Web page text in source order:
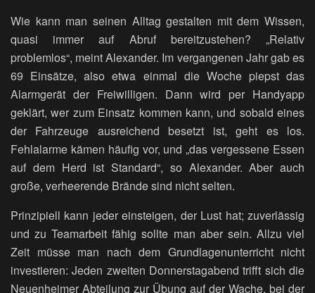
Wie kann man seinen Alltag gestalten mit dem Wissen,
quasi immer auf Abruf bereitzustehen? „Relativ
problemlos“, meint Alexander. Im vergangenen Jahr gab es
69 Einsätze, also etwa einmal die Woche piepst das
Alarmgerät der Freiwilligen. Dann wird per Handyapp
geklärt, wer zum Einsatz kommen kann, und sobald eines
der Fahrzeuge ausreichend besetzt ist, geht es los.
Fehlalarme kämen häufig vor, und „das vergessene Essen
auf dem Herd ist Standard“, so Alexander. Aber auch
große, verheerende Brände sind nicht selten.
Prinzipiell kann jeder einsteigen, der Lust hat; zuverlässig
und zu Teamarbeit fähig sollte man aber sein. Allzu viel
Zeit müsse man nach dem Grundlagenunterricht nicht
investieren: Jeden zweiten Donnerstagabend trifft sich die
Neuenheimer Abteilung zur Übung auf der Wache, bei der